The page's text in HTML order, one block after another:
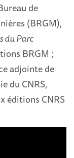
de
(BRGM),
du Parc
BRGM ;
adjointe de
du CNRS,
éditions CNRS